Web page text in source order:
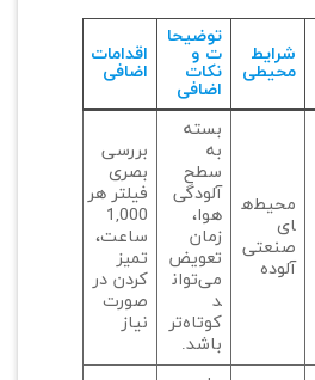
شرایط
محیطی
توضیحا
ت و
نکات
اضافی
اقدامات
اضافی
محیط‌ه
ای
صنعتی
آلوده
بسته
به
سطح
آلودگی
هوا،
زمان
تعویض
می‌توان
د
کوتاه‌تر
باشد.
بررسی
بصری
فیلتر هر
1,000
ساعت،
تمیز
کردن در
صورت
نیاز